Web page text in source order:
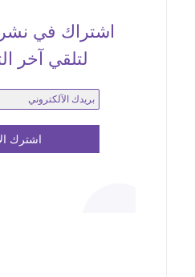
اشتراك في
لتلقي آخر